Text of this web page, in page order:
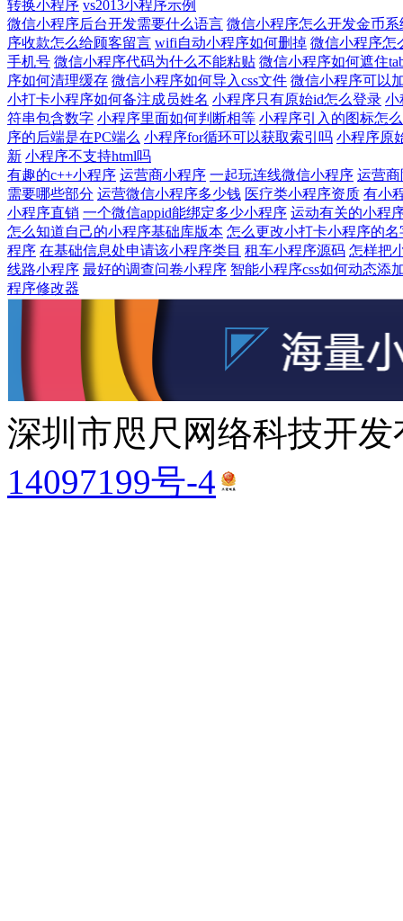
转换小程序 vs2013小程序示例
微信小程序后台开发需要什么语言 微信小程序怎么开发金币系
序收款怎么给顾客留言 wifi自动小程序如何删掉 微信小程序怎
手机号 微信小程序代码为什么不能粘贴 微信小程序如何遮住
序如何清理缓存 微信小程序如何导入css文件 微信小程序可以
小打卡小程序如何备注成员姓名 小程序只有原始id怎么登录 小
符串包含数字 小程序里面如何判断相等 小程序引入的图标怎
序的后端是在PC端么 小程序for循环可以获取索引吗 小程序原
新 小程序不支持html吗
有趣的c++小程序 运营商小程序 一起玩连线微信小程序 运营
需要哪些部分 运营微信小程序多少钱 医疗类小程序资质 有小
小程序直销 一个微信appid能绑定多少小程序 运动有关的小程
怎么知道自己的小程序基础库版本 怎么更改小打卡小程序的名
程序 在基础信息处申请该小程序类目 租车小程序源码 怎样把
线路小程序 最好的调查问卷小程序 智能小程序css如何动态添
程序修改器
深圳市咫尺网络科技开
14097199号-4